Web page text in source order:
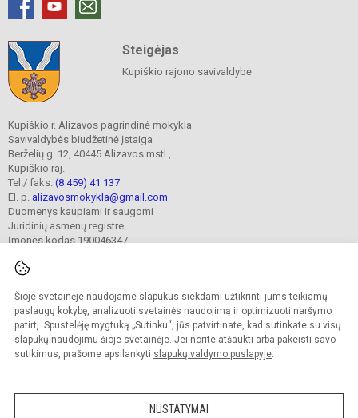
Šioje svetainėje naudojame slapukus siekdami užtikrinti jums teikiamų
paslaugų kokybę, analizuoti svetainės naudojimą ir optimizuoti naršymo
patirtį. Spustelėję mygtuką „Sutinku“, jūs patvirtinate, kad sutinkate su visų
slapukų naudojimu šioje svetainėje. Jei norite atšaukti arba pakeisti savo
sutikimus, prašome apsilankyti slapukų valdymo puslapyje.
NUSTATYMAI
Steigėjas
Kupiškio rajono savivaldybė
Kupiškio r. Alizavos pagrindinė mokykla
Savivaldybės biudžetinė įstaiga
Berželių g. 12, 40445 Alizavos mstl.,
Kupiškio raj.
Tel./ faks. (8 459) 41 137
El. p. alizavosmokykla@gmail.com
Duomenys kaupiami ir saugomi
Juridinių asmenų registre
Įmonės kodas 190046347
© 2023. Kupiškio r. Alizavos pagrindinė mokykla. Visos teisės saugomos.
Kopijuoti turinį be raštiško įstaigos administracijos sutikimo griežtai draudžiama.
Prieinamumo paraiška Slapukų valdymas
Sumanus būdas atnaujinti